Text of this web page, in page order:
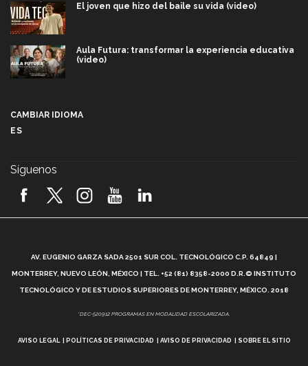
El joven que hizo del baile su vida (video)
Aula Futura: transformar la experiencia educativa
(video)
2026! (video)
¿Cómo es el Modelo Educativo Tec? (video)
Vida Tec: Feminismo e Inteligencia Artificial, Paola
CAMBIAR IDIOMA
ES
Síguenos
AV. EUGENIO GARZA SADA 2501 SUR COL. TECNOLÓGICO C.P. 64849 |
MONTERREY, NUEVO LEÓN, MÉXICO | TEL. +52 (81) 8358-2000 D.R.© INSTITUTO
TECNOLÓGICO Y DE ESTUDIOS SUPERIORES DE MONTERREY, MÉXICO. 2018
*DEC-520912 PROGRAMAS EN MODALIDAD ESCOLARIZADA.
AVISO LEGAL POLÍTICAS DE PRIVACIDAD AVISO DE PRIVACIDAD SOBRE EL SITIO